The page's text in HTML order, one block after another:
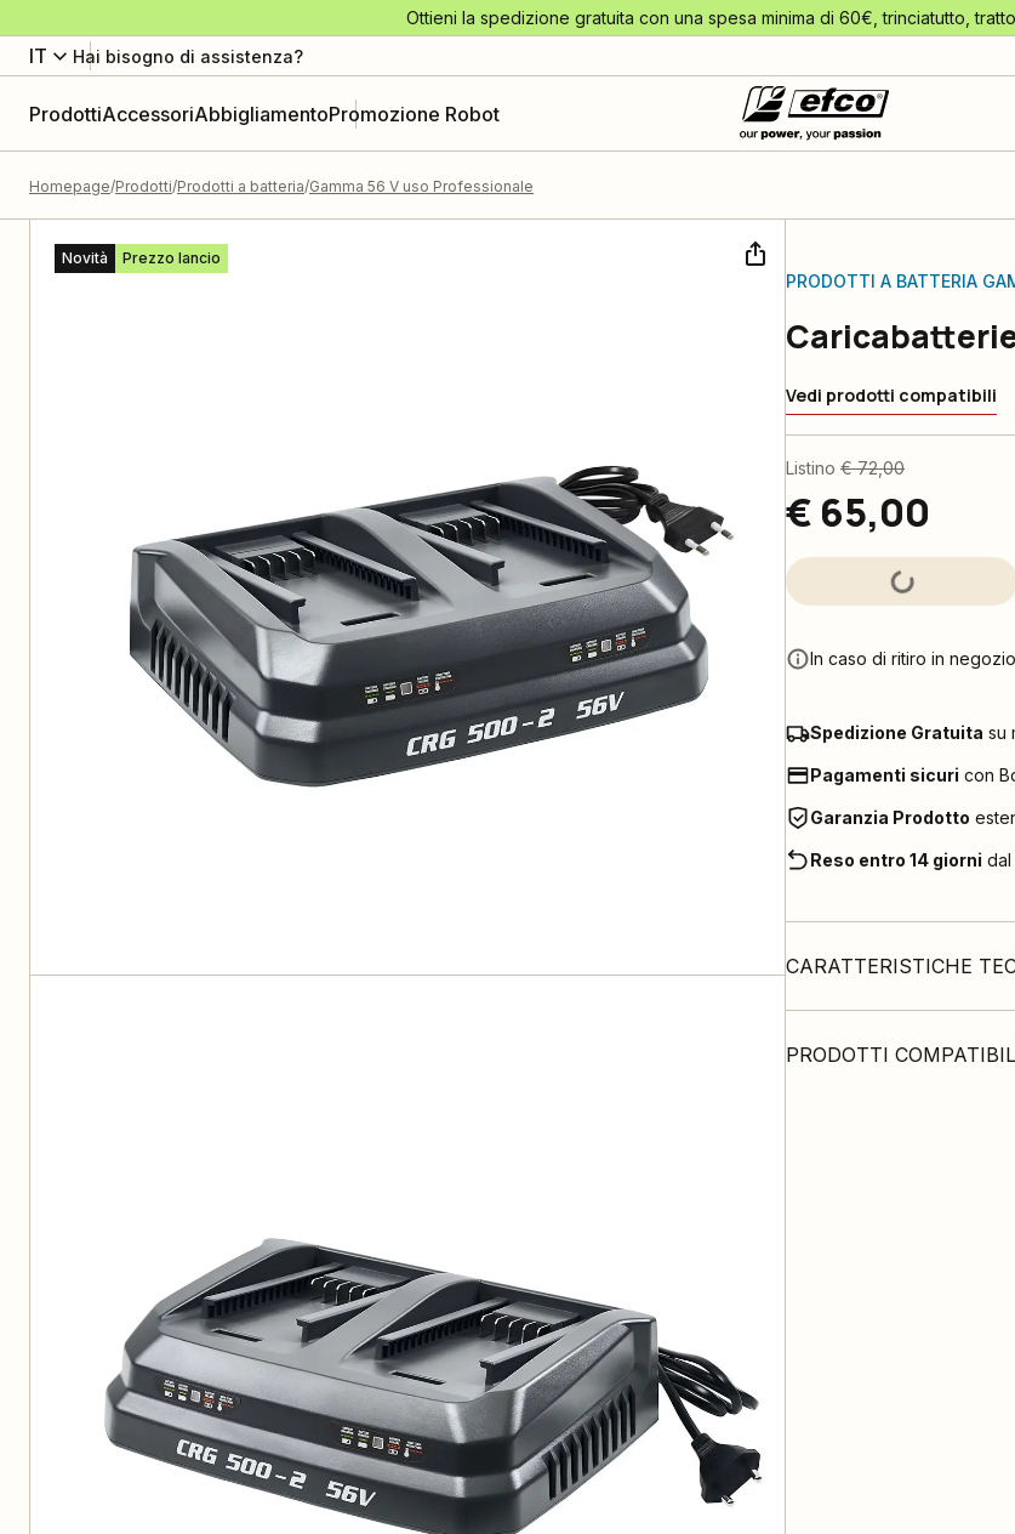
Ottieni la spedizione gratuita con una spesa minima di 60€, trinciatutto,
IT Hai bisogno di assistenza?
ProdottiAccessoriAbbigliamentoPromozione Robot
Homepage Prodotti Prodotti a batteria Gamma 56 V uso Professionale
Novità Prezzo lancio
PRODOTTI A BATTERIA
Vedi prodotti compatibili
Listino € 72,00
€ 65,00
In caso di ritiro in
Spedizione Gratuita su
Pagamenti sicuri con
Garanzia Prodotto
Reso entro 14 giorni
CARATTERISTICHE
PRODOTTI